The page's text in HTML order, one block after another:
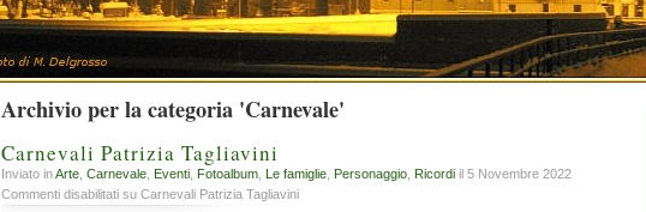
Archivio per la categoria 'Carnevale'
Carnevali Patrizia Tagliavini
Inviato inArte Carnevale Eventi Fotoalbum Le famiglie Personaggio Ricordi il 5 Novembre 2022
Commenti disabilitati su Carnevali Patrizia Tagliavini